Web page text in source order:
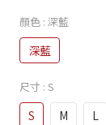
顏色 : 深藍
深藍
尺寸 : S
S M L